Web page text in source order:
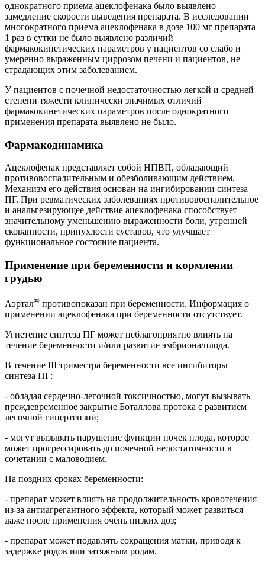
однократного приема ацеклофенака было выявлено
замедление скорости выведения препарата. В исследовании
многократного приема ацеклофенака в дозе 100 мг препарата
1 раз в сутки не было выявлено различий
фармакокинетических параметров у пациентов со слабо и
умеренно выраженным циррозом печени и пациентов, не
страдающих этим заболеванием.
У пациентов с почечной недостаточностью легкой и средней
степени тяжести клинически значимых отличий
фармакокинетических параметров после однократного
применения препарата выявлено не было.
Фармакодинамика
Ацеклофенак представляет собой НПВП, обладающий
противовоспалительным и обезболивающим действием.
Механизм его действия основан на ингибировании синтеза
ПГ. При ревматических заболеваниях противовоспалительное
и анальгезирующее действие ацеклофенака способствует
значительному уменьшению выраженности боли, утренней
скованности, припухлости суставов, что улучшает
функциональное состояние пациента.
Применение при беременности и кормлении
грудью
Аэртал® противопоказан при беременности. Информация о
применении ацеклофенака при беременности отсутствует.
Угнетение синтеза ПГ может неблагоприятно влиять на
течение беременности и/или развитие эмбриона/плода.
В течение III триместра беременности все ингибиторы
синтеза ПГ:
- обладая сердечно-легочной токсичностью, могут вызывать
преждевременное закрытие Боталлова протока с развитием
легочной гипертензии;
- могут вызывать нарушение функции почек плода, которое
может прогрессировать до почечной недостаточности в
сочетании с маловодием.
На поздних сроках беременности:
- препарат может влиять на продолжительность кровотечения
из-за антиагрегантного эффекта, который может развиться
даже после применения очень низких доз;
- препарат может подавлять сокращения матки, приводя к
задержке родов или затяжным родам.